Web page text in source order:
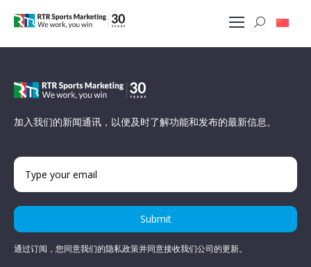
加入我们的新闻通讯，以便及时了解功能和发布的最新信息。
Submit
通过订阅，您同意我们的隐私政策并同意接收我们公司的更新。